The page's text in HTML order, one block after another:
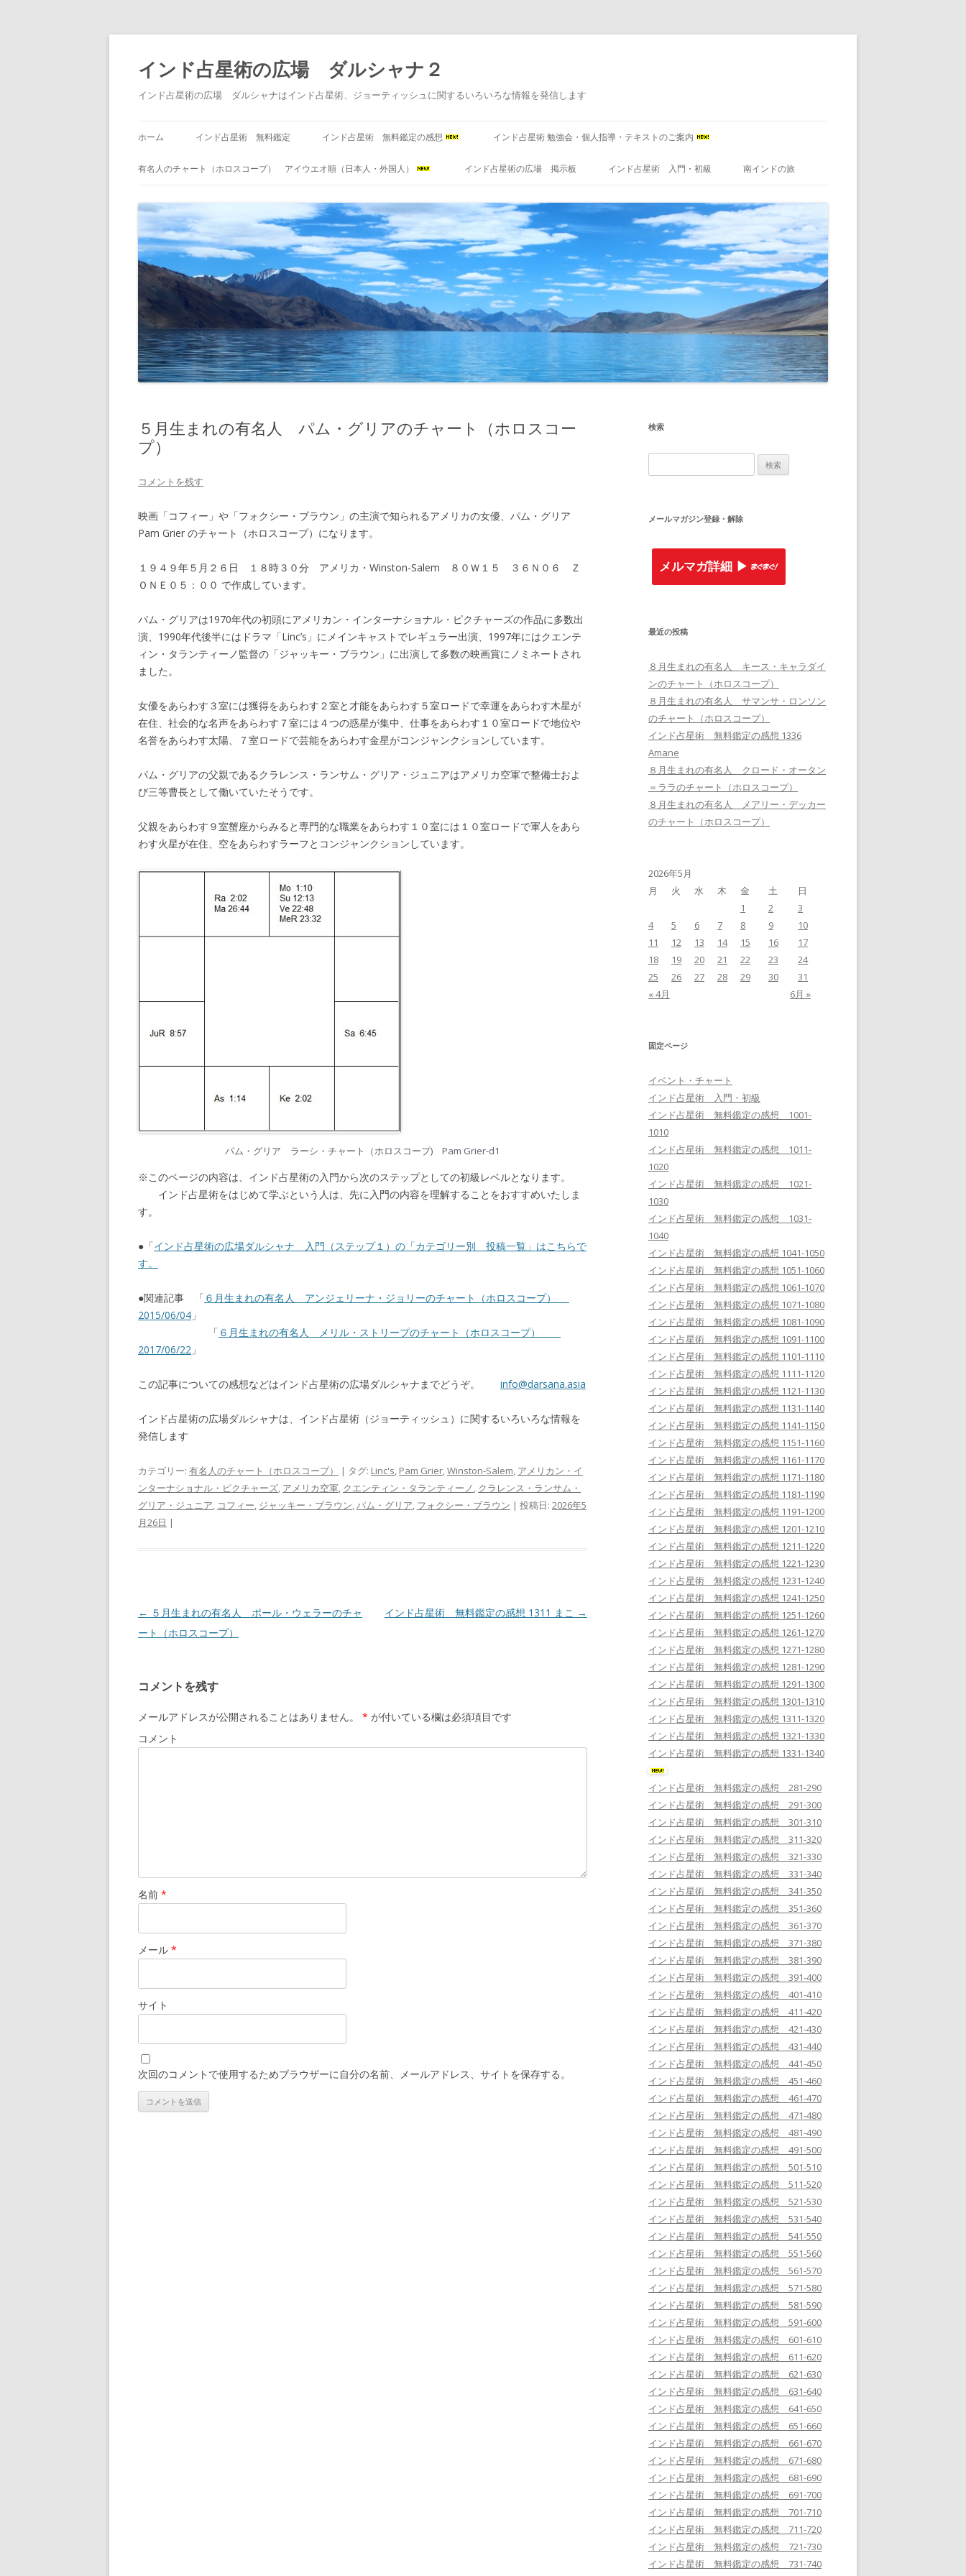
インド占星術の広場 ダルシャナ２
インド占星術の広場 ダルシャナはインド占星術、ジョーティッシュに関するいろいろな情報を発信します
ツ
へ
ッ
プ
ホーム インド占星術 無料鑑定 インド占星術 無料鑑定の感想 インド占星術 勉強会・個人指導・テキストのご案内
有名人のチャート（ホロスコープ） アイウエオ順（日本人・外国人） インド占星術の広場 掲示板 インド占星術 入門・初級 南インドの旅
５月生まれの有名人 パム・グリアのチャート（ホロスコー
プ）
コメントを残す
映画「コフィー」や「フォクシー・ブラウン」の主演で知られるアメリカの女優、パム・グリア
Pam Grier のチャート（ホロスコープ）になります。
１９４９年５月２６日 １８時３０分 アメリカ・Winston-Salem ８０Ｗ１５ ３６Ｎ０６ Ｚ
ＯＮＥ０５：００ で作成しています。
パム・グリアは1970年代の初頭にアメリカン・インターナショナル・ピクチャーズの作品に多数出
演、1990年代後半にはドラマ「Linc’s」にメインキャストでレギュラー出演、1997年にはクエンテ
ィン・タランティーノ監督の「ジャッキー・ブラウン」に出演して多数の映画賞にノミネートされ
ました。
女優をあらわす３室には獲得をあらわす２室と才能をあらわす５室ロードで幸運をあらわす木星が
在住、社会的な名声をあらわす７室には４つの惑星が集中、仕事をあらわす１０室ロードで地位や
名誉をあらわす太陽、７室ロードで芸能をあらわす金星がコンジャンクションしています。
パム・グリアの父親であるクラレンス・ランサム・グリア・ジュニアはアメリカ空軍で整備士およ
び三等曹長として働いていたそうです。
父親をあらわす９室蟹座からみると専門的な職業をあらわす１０室には１０室ロードで軍人をあら
わす火星が在住、空をあらわすラーフとコンジャンクションしています。
パム・グリア ラーシ・チャート（ホロスコープ) Pam Grier-d1
※このページの内容は、インド占星術の入門から次のステップとしての初級レベルとなります。
インド占星術をはじめて学ぶという人は、先に入門の内容を理解することをおすすめいたしま
す。
●「インド占星術の広場ダルシャナ 入門（ステップ１）の「カテゴリー別 投稿一覧」はこちらで
す。
●関連記事 「 ６月生まれの有名人 アンジェリーナ・ジョリーのチャート（ホロスコープ）
2015/06/04 」
「 ６月生まれの有名人 メリル・ストリープのチャート（ホロスコープ）
2017/06/22 」
この記事についての感想などはインド占星術の広場ダルシャナまでどうぞ。 info@darsana.asia
インド占星術の広場ダルシャナは、インド占星術（ジョーティッシュ）に関するいろいろな情報を
発信します
カテゴリー: 有名人のチャート（ホロスコープ） | タグ: Linc's Pam Grier Winston-Salem アメリカン・イ
ンターナショナル・ピクチャーズ アメリカ空軍 クエンティン・タランティーノ クラレンス・ランサム・
グリア・ジュニア コフィー ジャッキー・ブラウン パム・グリア フォクシー・ブラウン | 投稿日: 2026年5
月26日 |
投
稿
ゲ
ー
シ
ョ
← ５月生まれの有名人 ポール・ウェラーのチャ
ート（ホロスコープ）
インド占星術 無料鑑定の感想 1311 まこ →
コメントを残す
メールアドレスが公開されることはありません。 * が付いている欄は必須項目です
コメント
名前 *
メール *
サイト
次回のコメントで使用するためブラウザーに自分の名前、メールアドレス、サイトを保存する。
検索
索
メールマガジン登録・解除
メルマガ詳細 ▶︎
最近の投稿
８月生まれの有名人 キース・キャラダイ
ンのチャート（ホロスコープ）
８月生まれの有名人 サマンサ・ロンソン
のチャート（ホロスコープ）
インド占星術 無料鑑定の感想 1336
Amane
８月生まれの有名人 クロード・オータン
＝ララのチャート（ホロスコープ）
８月生まれの有名人 メアリー・デッカー
のチャート（ホロスコープ）
2026年5月
月
火 水 木 金 土 日
« 4月 6月 »
1 2
3
4
5 6 7 8 9
10
11
12 13 14 15 16
17
18
19 20 21 22 23
24
25
26 27 28 29 30 31
固定ページ
イベント・チャート
インド占星術 入門・初級
インド占星術 無料鑑定の感想 1001-
1010
インド占星術 無料鑑定の感想 1011-
1020
インド占星術 無料鑑定の感想 1021-
1030
インド占星術 無料鑑定の感想 1031-
1040
インド占星術 無料鑑定の感想 1041-1050
インド占星術 無料鑑定の感想 1051-1060
インド占星術 無料鑑定の感想 1061-1070
インド占星術 無料鑑定の感想 1071-1080
インド占星術 無料鑑定の感想 1081-1090
インド占星術 無料鑑定の感想 1091-1100
インド占星術 無料鑑定の感想 1101-1110
インド占星術 無料鑑定の感想 1111-1120
インド占星術 無料鑑定の感想 1121-1130
インド占星術 無料鑑定の感想 1131-1140
インド占星術 無料鑑定の感想 1141-1150
インド占星術 無料鑑定の感想 1151-1160
インド占星術 無料鑑定の感想 1161-1170
インド占星術 無料鑑定の感想 1171-1180
インド占星術 無料鑑定の感想 1181-1190
インド占星術 無料鑑定の感想 1191-1200
インド占星術 無料鑑定の感想 1201-1210
インド占星術 無料鑑定の感想 1211-1220
インド占星術 無料鑑定の感想 1221-1230
インド占星術 無料鑑定の感想 1231-1240
インド占星術 無料鑑定の感想 1241-1250
インド占星術 無料鑑定の感想 1251-1260
インド占星術 無料鑑定の感想 1261-1270
インド占星術 無料鑑定の感想 1271-1280
インド占星術 無料鑑定の感想 1281-1290
インド占星術 無料鑑定の感想 1291-1300
インド占星術 無料鑑定の感想 1301-1310
インド占星術 無料鑑定の感想 1311-1320
インド占星術 無料鑑定の感想 1321-1330
インド占星術 無料鑑定の感想 1331-1340
インド占星術 無料鑑定の感想 281-290
インド占星術 無料鑑定の感想 291-300
インド占星術 無料鑑定の感想 301-310
インド占星術 無料鑑定の感想 311-320
インド占星術 無料鑑定の感想 321-330
インド占星術 無料鑑定の感想 331-340
インド占星術 無料鑑定の感想 341-350
インド占星術 無料鑑定の感想 351-360
インド占星術 無料鑑定の感想 361-370
インド占星術 無料鑑定の感想 371-380
インド占星術 無料鑑定の感想 381-390
インド占星術 無料鑑定の感想 391-400
インド占星術 無料鑑定の感想 401-410
インド占星術 無料鑑定の感想 411-420
インド占星術 無料鑑定の感想 421-430
インド占星術 無料鑑定の感想 431-440
インド占星術 無料鑑定の感想 441-450
インド占星術 無料鑑定の感想 451-460
インド占星術 無料鑑定の感想 461-470
インド占星術 無料鑑定の感想 471-480
インド占星術 無料鑑定の感想 481-490
インド占星術 無料鑑定の感想 491-500
インド占星術 無料鑑定の感想 501-510
インド占星術 無料鑑定の感想 511-520
インド占星術 無料鑑定の感想 521-530
インド占星術 無料鑑定の感想 531-540
インド占星術 無料鑑定の感想 541-550
インド占星術 無料鑑定の感想 551-560
インド占星術 無料鑑定の感想 561-570
インド占星術 無料鑑定の感想 571-580
インド占星術 無料鑑定の感想 581-590
インド占星術 無料鑑定の感想 591-600
インド占星術 無料鑑定の感想 601-610
インド占星術 無料鑑定の感想 611-620
インド占星術 無料鑑定の感想 621-630
インド占星術 無料鑑定の感想 631-640
インド占星術 無料鑑定の感想 641-650
インド占星術 無料鑑定の感想 651-660
インド占星術 無料鑑定の感想 661-670
インド占星術 無料鑑定の感想 671-680
インド占星術 無料鑑定の感想 681-690
インド占星術 無料鑑定の感想 691-700
インド占星術 無料鑑定の感想 701-710
インド占星術 無料鑑定の感想 711-720
インド占星術 無料鑑定の感想 721-730
インド占星術 無料鑑定の感想 731-740